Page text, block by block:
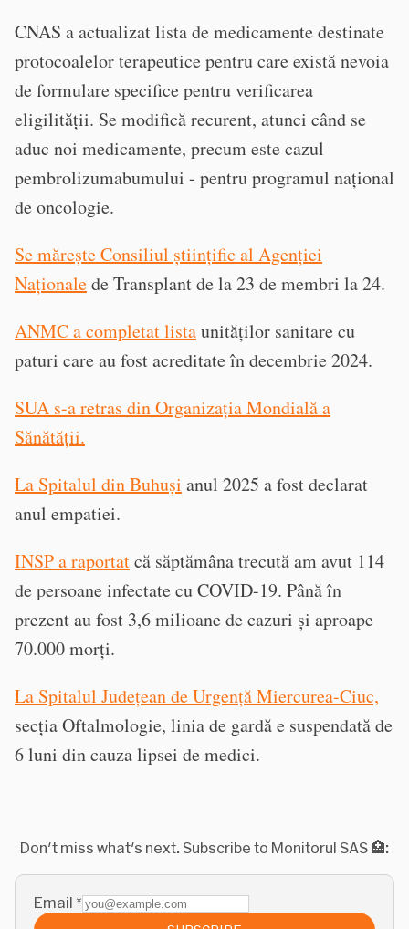
CNAS a actualizat lista de medicamente destinate
protocoalelor terapeutice pentru care există nevoia
de formulare specifice pentru verificarea
eligilității. Se modifică recurent, atunci când se
aduc noi medicamente, precum este cazul
pembrolizumabumului - pentru programul național
de oncologie.
Se mărește Consiliul științific al Agenției
Naționalede Transplant de la 23 de membri la 24.
ANMC a completat listaunităților sanitare cu
paturi care au fost acreditate în decembrie 2024.
SUA s-a retras din Organizația Mondială a
Sănătății.
La Spitalul din Buhuși anul 2025 a fost declarat
anul empatiei.
INSP a raportatcă săptămâna trecută am avut 114
de persoane infectate cu COVID-19. Până în
prezent au fost 3,6 milioane de cazuri și aproape
70.000 morți.
La Spitalul Județean de Urgență Miercurea-Ciuc,
secția Oftalmologie, linia de gardă e suspendată de
6 luni din cauza lipsei de medici.
Don't miss what's next. Subscribe to Monitorul SAS 🏥:
Email *